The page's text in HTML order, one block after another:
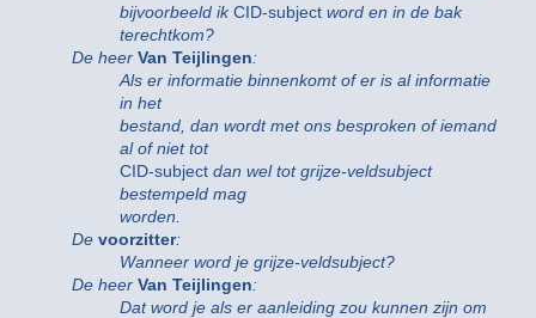
bijvoorbeeld ikCID-subject word en in de bak
terechtkom?
De heer Van Teijlingen:
Als er informatie binnenkomt of er is al informatie
in het
bestand, dan wordt met ons besproken of iemand
al of niet tot
CID-subject dan wel tot grijze-veldsubject
bestempeld mag
worden.
De voorzitter:
Wanneer word je grijze-veldsubject?
De heer Van Teijlingen:
Dat word je als er aanleiding zou kunnen zijn om